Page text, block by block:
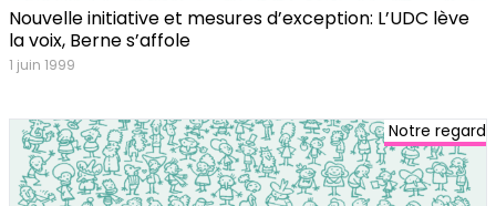
Nouvelle initiative et mesures d’exception: L’UDC lève
la voix, Berne s’affole
1 juin 1999
Notre regard